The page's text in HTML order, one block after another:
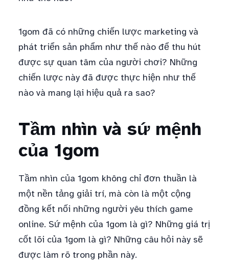
1gom đã có những chiến lược marketing và
phát triển sản phẩm như thế nào để thu hút
được sự quan tâm của người chơi? Những
chiến lược này đã được thực hiện như thế
nào và mang lại hiệu quả ra sao?
Tầm nhìn và sứ mệnh
của 1gom
Tầm nhìn của 1gom không chỉ đơn thuần là
một nền tảng giải trí, mà còn là một cộng
đồng kết nối những người yêu thích game
online. Sứ mệnh của 1gom là gì? Những giá trị
cốt lõi của 1gom là gì? Những câu hỏi này sẽ
được làm rõ trong phần này.